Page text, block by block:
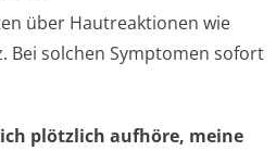
über Hautreaktionen wie
Bei solchen Symptomen sofort
plötzlich aufhöre, meine